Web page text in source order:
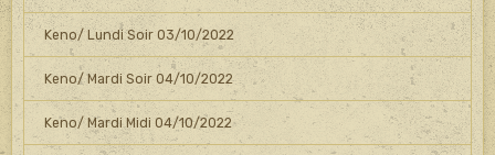
Keno/ Lundi Soir 03/10/2022
Keno/ Mardi Soir 04/10/2022
Keno/ Mardi Midi 04/10/2022